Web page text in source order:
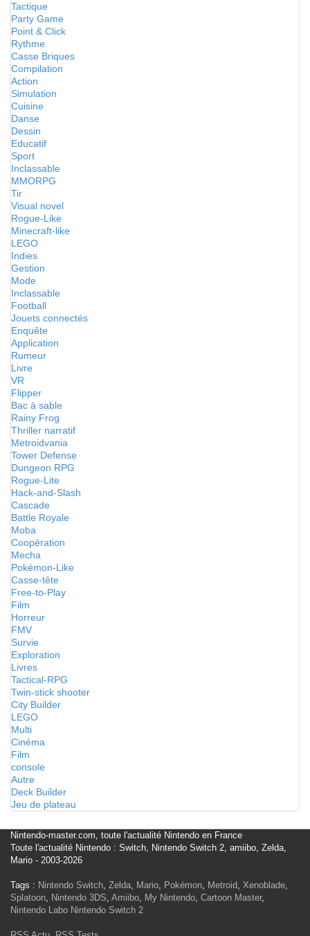
Tactique
Party Game
Point & Click
Rythme
Casse Briques
Compilation
Action
Simulation
Cuisine
Danse
Dessin
Educatif
Sport
Inclassable
MMORPG
Tir
Visual novel
Rogue-Like
Minecraft-like
LEGO
Indies
Gestion
Mode
Inclassable
Football
Jouets connectés
Enquête
Application
Rumeur
Livre
VR
Flipper
Bac à sable
Rainy Frog
Thriller narratif
Metroidvania
Tower Defense
Dungeon RPG
Rogue-Lite
Hack-and-Slash
Cascade
Battle Royale
Moba
Coopération
Mecha
Pokémon-Like
Casse-tête
Free-to-Play
Film
Horreur
FMV
Survie
Exploration
Livres
Tactical-RPG
Twin-stick shooter
City Builder
LEGO
Multi
Cinéma
Film
console
Autre
Deck Builder
Jeu de plateau
Nintendo-master.com, toute l'actualité Nintendo en France
Toute l'actualité Nintendo : Switch, Nintendo Switch 2, amiibo, Zelda,
Mario - 2003-2026
Tags : Nintendo Switch, Zelda, Mario, Pokémon, Metroid, Xenoblade,
Splatoon, Nintendo 3DS, Amiibo, My Nintendo, Cartoon Master,
Nintendo Labo Nintendo Switch 2